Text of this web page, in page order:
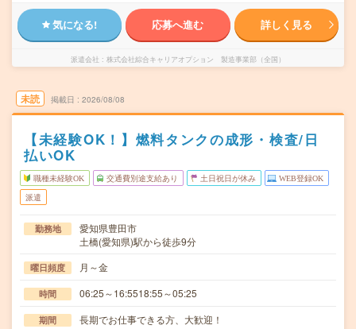
気になる! 応募へ進む 詳しく見る
派遣会社 株式会社綜合キャリアオプション 製造事業部（全国）
未読 掲載日 2026/08/08
【未経験OK！】燃料タンクの成形・検査/日
払いOK
職種未経験OK 交通費別途支給あり 土日祝日が休み WEB登録OK
派遣
勤務地
愛知県豊田市
土橋(愛知県)駅から徒歩9分
曜日頻度 月～金
時間 06:25～16:5518:55～05:25
期間 長期でお仕事できる方、大歓迎！